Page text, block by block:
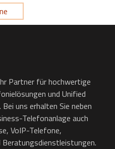
Partner für hochwertige
und Unified
uns erhalten Sie neben
Telefonanlage auch
VoIP-Telefone,